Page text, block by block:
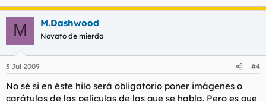
M M.Dashwood
Novato de mierda
3 Jul 2009 #4
No sé si en éste hilo será obligatorio poner imágenes o
carátulas de las películas de las que se habla. Pero es que